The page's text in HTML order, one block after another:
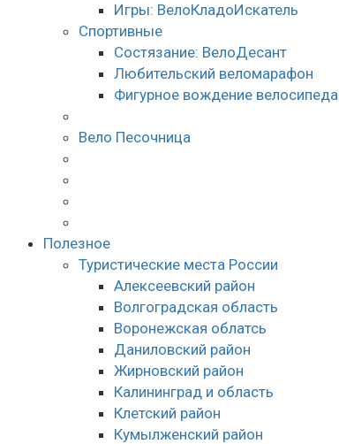
Игры: ВелоКладоИскатель
Спортивные
Состязание: ВелоДесант
Любительский веломарафон
Фигурное вождение велосипеда
Вело Песочница
Полезное
Туристические места России
Алексеевский район
Волгоградская облаcть
Воронежская облатсь
Даниловский район
Жирновский район
Калининград и область
Клетский район
Кумылженский район